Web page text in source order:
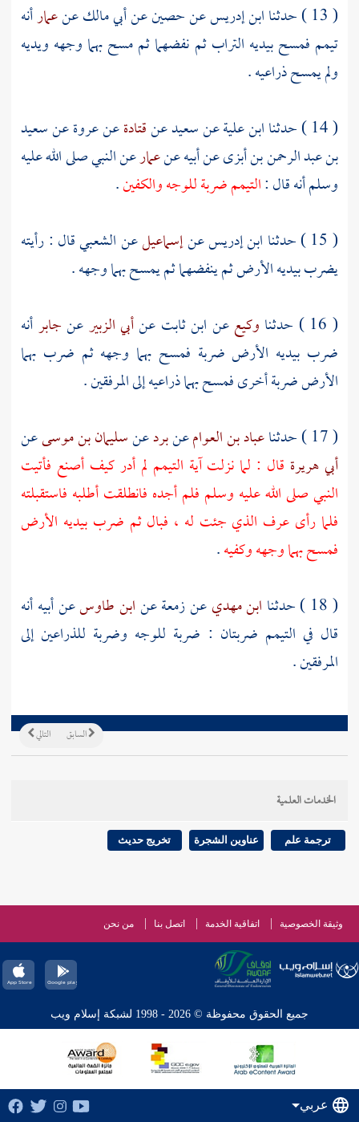
( 13 ) حدثنا
ابن إدريسعنحصينعنأبي مالكعنعمارأنه
تيمم فمسح بيديه التراب ثم نفضهما ثم مسح بهما وجهه ويديه
ولم يمسح ذراعيه .
( 14 ) حدثنا
ابن عليةعنسعيدعنقتادةعنعروةعنسعيد
بن عبد الرحمن بن أبزىعن أبيه عنعمارعن النبي صلى الله عليه
وسلم أنه قال :التيمم ضربة للوجه والكفين.
( 15 ) حدثنا
ابن إدريسعنإسماعيلعنالشعبيقال : رأيته
يضرب بيديه الأرض ثم ينفضهما ثم يمسح بهما وجهه .
( 16 ) حدثنا
وكيععن ابن ثابت عنأبي الزبيرعنجابرأنه
ضرب بيديه الأرض ضربة فمسح بهما وجهه ثم ضرب بهما
الأرض ضربة أخرى فمسح بهما ذراعيه إلى المرفقين .
( 17 ) حدثنا
عباد بن العوامعنبردعنسليمان بن موسىعن
أبي هريرة قال : لما نزلت آية التيمم لم أدر كيف أصنع فأتيت
النبي صلى الله عليه وسلم فلم أجده فانطلقت أطلبه فاستقبلته
فلما رأى عرف الذي جئت له ، فبال ثم ضرب بيديه الأرض
فمسح بهما وجهه وكفيه.
( 18 ) حدثنا
ابن مهديعنزمعةعنابن طاوسعن أبيه أنه
قال في التيمم ضربتان : ضربة للوجه وضربة للذراعين إلى
المرفقين .
التالي السابق
الخدمات العلمية
ترجمة علم عناوين الشجرة تخريج حديث
وثيقة الخصوصية اتفاقية الخدمة اتصل بنا من نحن
جميع الحقوق محفوظة © 2026 - 1998 لشبكة إسلام ويب
عربي